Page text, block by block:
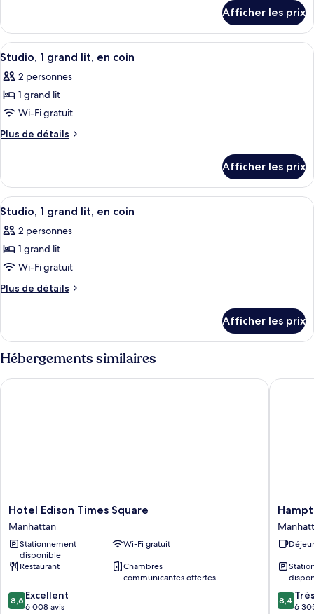
chambre :
Studio,
1
grand
lit,
en
coin
(Roll-
Studio,
grand
en
coin
In
Shower)
Afficher les prix
Afficher
toutes
les
photos
pour
ce
chambre :
Studio,
1
grand
lit,
en
coin
Une chambre d’hôtel avec un
4
Studio, 1 grand lit, en coin
2 personnes
1 grand lit
Wi-Fi gratuit
Plus de détails
Plus
Studio,
grand
en
coin
Afficher les prix
Afficher
toutes
les
photos
pour
ce
chambre :
Studio,
1
grand
Une chambre d’hôtel comprenant
4
Studio, 1 grand lit, en coin
2 personnes
1 grand lit
Wi-Fi gratuit
Plus de détails
Plus
Studio,
1
grand
lit,
en
Afficher les prix
Hébergements similaires
Hotel
Edison
Times
Square
Manhattan
Hotel Edison Times Square
Manhattan
Stationnement
disponible
Wi-Fi gratuit
Restaurant
Chambres
communicantes offertes
8.6
sur
8,6 Excellent
6 008 avis
Hotel Edison Times Square
Inn
New
York
Square
8.4
sur
8,4
6